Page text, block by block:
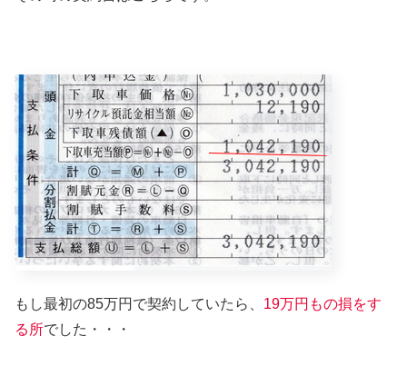
もし最初の85万円で契約していたら、 19万円もの損をす
る所でした・・・